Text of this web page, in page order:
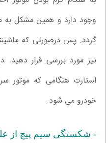
وجود دارد و همین مشکل به
گردد. پس درصورتی که
نیز مورد بررسی قرار
استارت هنگامی که موتور
خودرو می شود.
- شکستگی سیم پیچ از